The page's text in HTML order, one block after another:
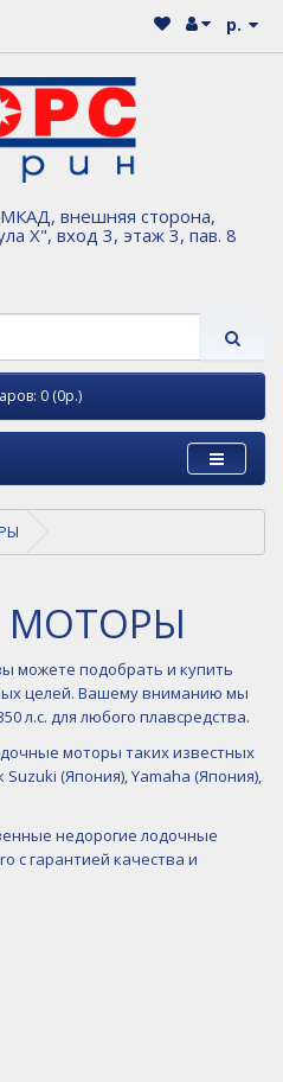
р.
внешняя сторона,
Х", вход 3, этаж 3, пав. 8
0 (0р.)
можете подобрать и купить
целей. Вашему вниманию мы
л.с. для любого плавсредства.
моторы таких известных
(Япония), Yamaha (Япония),
недорогие лодочные
с гарантией качества и